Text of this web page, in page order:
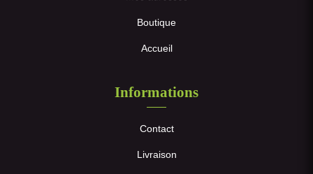
Boutique
Accueil
Informations
Contact
Livraison